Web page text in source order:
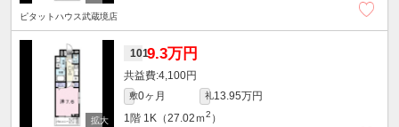
ピタットハウス武蔵境店
1019.3万円
4,100円
敷0ヶ月 礼13.95万円
1階 1K（27.02ｍ2 ）